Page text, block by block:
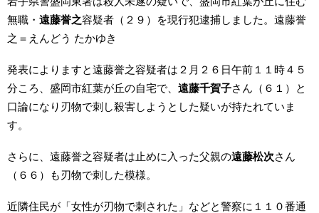
無職・ 遠藤誉之容疑者（２９）を現行犯逮捕しました。遠藤誉
之＝えんどう たかゆき
発表によりますと遠藤誉之容疑者は２月２６日午前１１時４５
分ころ、盛岡市紅葉が丘の自宅で、 遠藤千賀子さん（６１）と
口論になり刃物で刺し殺害しようとした疑いが持たれていま
す。
さらに、遠藤誉之容疑者は止めに入った父親の遠藤松次さん
（６６）も刃物で刺した模様。
近隣住民が「女性が刃物で刺された」などと警察に１１０番通